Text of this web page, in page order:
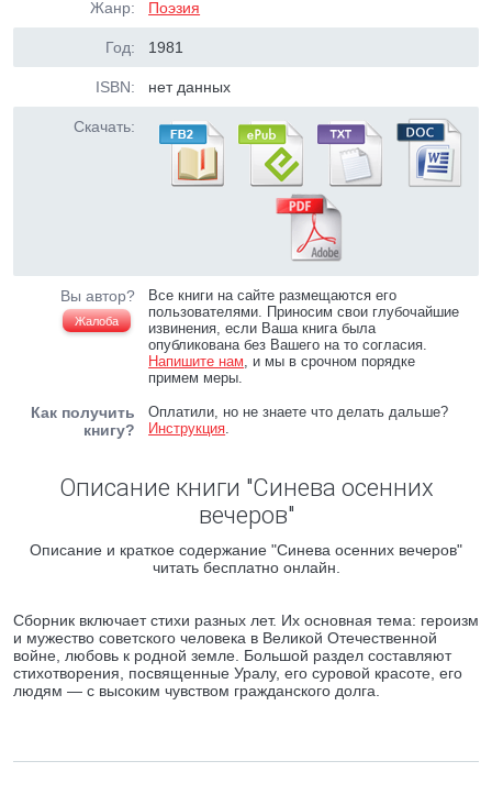
Жанр: Поэзия
Год: 1981
ISBN: нет данных
Скачать:
Вы автор?
Жалоба
Все книги на сайте размещаются его
пользователями. Приносим свои глубочайшие
извинения, если Ваша книга была
опубликована без Вашего на то согласия.
Напишите нам, и мы в срочном порядке
примем меры.
Как получить
книгу?
Оплатили, но не знаете что делать дальше?
Инструкция.
Описание книги "Синева осенних
вечеров"
Описание и краткое содержание "Синева осенних вечеров"
читать бесплатно онлайн.
Сборник включает стихи разных лет. Их основная тема: героизм
и мужество советского человека в Великой Отечественной
войне, любовь к родной земле. Большой раздел составляют
стихотворения, посвященные Уралу, его суровой красоте, его
людям — с высоким чувством гражданского долга.